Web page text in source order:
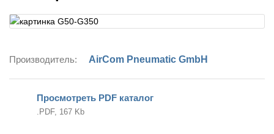
Производитель: AirCom Pneumatic GmbH
Просмотреть PDF каталог
.PDF, 167 Kb